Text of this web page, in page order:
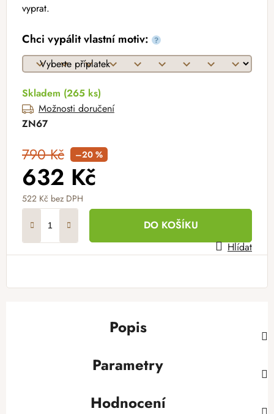
vyprat.
Chci vypálit vlastní motiv: ?
Skladem (265 ks)
Možnosti doručení
ZN67
790 Kč –20 %
632 Kč
522 Kč bez DPH
DO KOŠÍKU
Hlídat
Popis
Parametry
Hodnocení